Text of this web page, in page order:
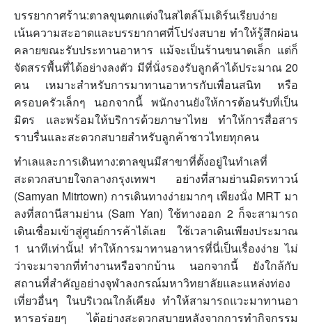
บรรยากาศร้าน:ตาลขุนตกแต่งในสไตล์โมเดิร์นเรียบง่าย
เน้นความสะอาดและบรรยากาศที่โปร่งสบาย ทำให้รู้สึกผ่อน
คลายขณะรับประทานอาหาร แม้จะเป็นร้านขนาดเล็ก แต่ก็
จัดสรรพื้นที่ได้อย่างลงตัว มีที่นั่งรองรับลูกค้าได้ประมาณ 20
คน เหมาะสำหรับการมาทานอาหารกับเพื่อนสนิท หรือ
ครอบครัวเล็กๆ นอกจากนี้ พนักงานยังให้การต้อนรับที่เป็น
มิตร และพร้อมให้บริการด้วยภาษาไทย ทำให้การสื่อสาร
ราบรื่นและสะดวกสบายสำหรับลูกค้าชาวไทยทุกคน
ทำเลและการเดินทาง:ตาลขุนมีสาขาที่ตั้งอยู่ในทำเลที่
สะดวกสบายใจกลางกรุงเทพฯ อย่างที่สามย่านมิตรทาวน์
(Samyan Mitrtown) การเดินทางง่ายมากๆ เพียงนั่ง MRT มา
ลงที่สถานีสามย่าน (Sam Yan) ใช้ทางออก 2 ก็จะสามารถ
เดินเชื่อมเข้าสู่ศูนย์การค้าได้เลย ใช้เวลาเดินเพียงประมาณ
1 นาทีเท่านั้น! ทำให้การมาทานอาหารที่นี่เป็นเรื่องง่าย ไม่
ว่าจะมาจากที่ทำงานหรือจากบ้าน นอกจากนี้ ยังใกล้กับ
สถานที่สำคัญอย่างจุฬาลงกรณ์มหาวิทยาลัยและแหล่งท่อง
เที่ยวอื่นๆ ในบริเวณใกล้เคียง ทำให้สามารถแวะมาทานอา
หารอร่อยๆ ได้อย่างสะดวกสบายหลังจากการทำกิจกรรม